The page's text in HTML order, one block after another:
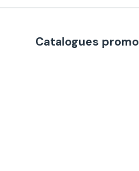
Catalogues promo